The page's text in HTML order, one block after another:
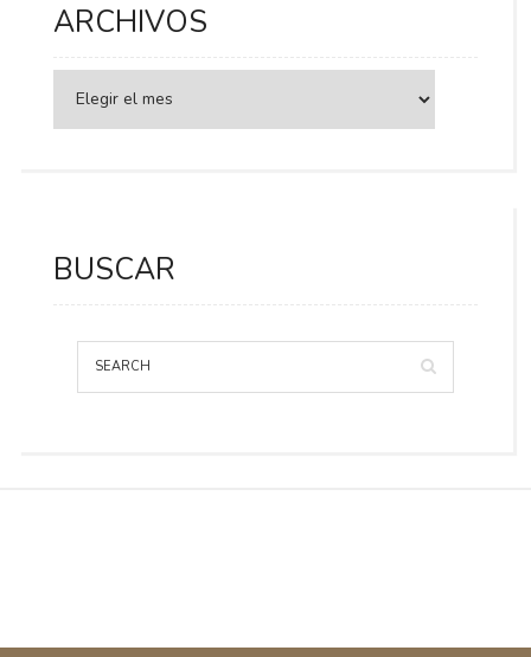
ARCHIVOS
BUSCAR